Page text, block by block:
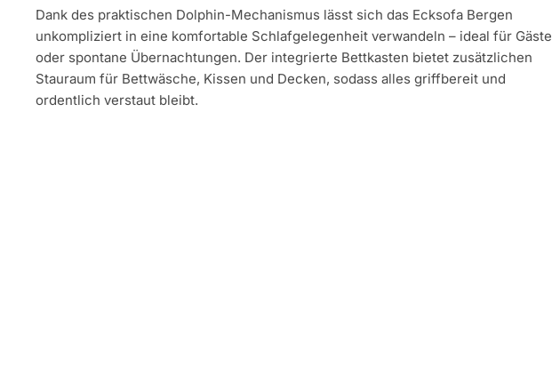
Dank des praktischen Dolphin-Mechanismus lässt sich das Ecksofa Bergen
unkompliziert in eine komfortable Schlafgelegenheit verwandeln – ideal für Gäste
oder spontane Übernachtungen. Der integrierte Bettkasten bietet zusätzlichen
Stauraum für Bettwäsche, Kissen und Decken, sodass alles griffbereit und
ordentlich verstaut bleibt.